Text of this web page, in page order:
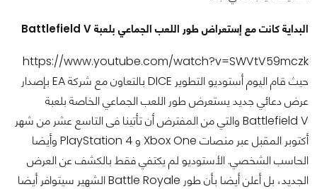
البداية كانت مع إستعراض طور اللعب الجماعي بلعبة Battlefield V
https://www.youtube.com/watch?v=SWVtV59mczk
حيث قام اليوم أستوديو التطوير DICE بالتعاون مع شركة EA بإصدار
عرض دعائي جديد يستعرض طور اللعب الجماعي الخاصة بلعبة
Battlefield V والتي من المفترض أن تأتينا فى التاسع عشر من شهر
أكتوبر المقبل عبر منصات Xbox One و PlayStation 4 وأيضا
الحاسب الشخصي. الأستوديو لم يكتفي فقط بالكشف عن العرض
الجديد، بل أعلن أيضا بأن طور Battle Royale الشهير سيتوافر أيضا